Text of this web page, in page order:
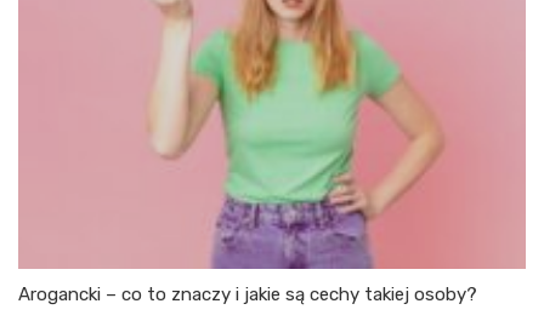
Arogancki – co to znaczy i jakie są cechy takiej osoby?